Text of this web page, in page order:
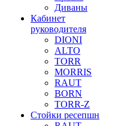
Диваны
Кабинет
руководителя
DIONI
ALTO
TORR
MORRIS
RAUT
BORN
TORR-Z
Стойки ресепшн